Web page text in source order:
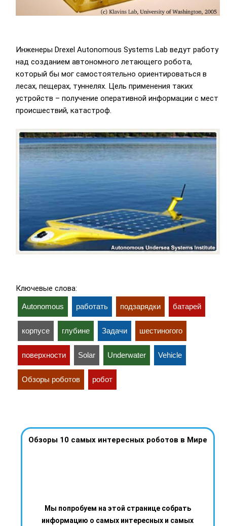
Инженеры Drexel Autonomous Systems Lab ведут работу
над созданием автономного летающего робота,
который бы мог самостоятельно ориентироваться в
лесах, пещерах, туннелях. Цель применения таких
устройств – получение оперативной информации с мест
происшествий, катастроф.
Ключевые слова:
Autonomous работать подзарядки батарей
корпусе глубине Задачи шестиногого
поверхности Solar Underwater Vehicle
Обзоры роботов робот
Обзоры 10 самых интересных роботов в Мире
Мы попробуем на этой странице собрать
информацию о самых интересных и самых